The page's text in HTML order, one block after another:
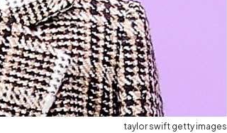
taylor swift getty images